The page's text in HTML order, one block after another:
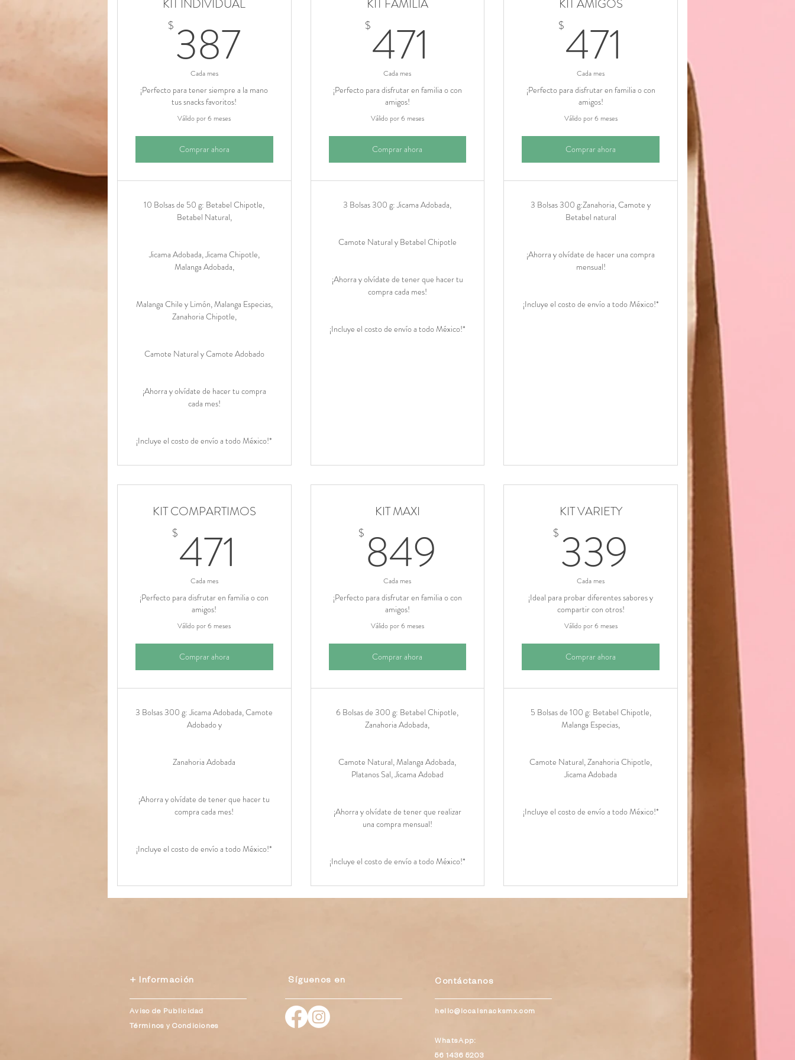
KIT INDIVIDUAL
$ 387387$
Cada mes
¡Perfecto para tener siempre a la mano
tus snacks favoritos!
Válido por 6 meses
Comprar ahora
10 Bolsas de 50 g: Betabel Chipotle,
Betabel Natural,
Jicama Adobada, Jicama Chipotle,
Malanga Adobada,
Malanga Chile y Limón, Malanga Especias,
Zanahoria Chipotle,
Camote Natural y Camote Adobado
¡Ahorra y olvídate de hacer tu compra
cada mes!
¡Incluye el costo de envío a todo México!*
KIT FAMILIA
$471
Cada mes
¡Perfecto para disfrutar en familia o con
amigos!
Válido por 6 meses
Comprar ahora
3 Bolsas 300 g: Jicama Adobada,
Camote Natural y Betabel Chipotle
¡Ahorra y olvídate de tener que hacer tu
compra cada mes!
¡Incluye el costo de envío a todo México!*
KIT AMIGOS
$471
Cada mes
¡Perfecto para disfrutar en familia o con
amigos!
Válido por 6 meses
Comprar ahora
3 Bolsas 300 g:Zanahoria, Camote y
Betabel natural
¡Ahorra y olvídate de hacer una compra
mensual!
¡Incluye el costo de envío a todo México!*
KIT COMPARTIMOS
$471
Cada mes
¡Perfecto para disfrutar en familia o con
amigos!
Válido por 6 meses
Comprar ahora
3 Bolsas 300 g: Jicama Adobada, Camote
Adobado y
Zanahoria Adobada
¡Ahorra y olvídate de tener que hacer tu
compra cada mes!
¡Incluye el costo de envío a todo México!*
KIT MAXI
$ 849
Cada mes
¡Perfecto para disfrutar en familia o con
amigos!
Válido por 6 meses
Comprar ahora
6 Bolsas de 300 g: Betabel Chipotle,
Zanahoria Adobada,
Camote Natural, Malanga Adobada,
Platanos Sal, Jicama Adobad
¡Ahorra y olvídate de tener que realizar
una compra mensual!
¡Incluye el costo de envío a todo México!*
KIT VARIETY
$ 339 339$
Cada mes
¡Ideal para probar diferentes sabores y
compartir con otros!
Válido por 6 meses
Comprar ahora
5 Bolsas de 100 g: Betabel Chipotle,
Malanga Especias,
Camote Natural, Zanahoria Chipotle,
Jicama Adobada
¡Incluye el costo de envío a todo México!*
+ Información
Aviso de Publicidad
Términos y Condiciones
Síguenos en Contáctanos
hello@localsnacksmx.com
WhatsApp:
56 1436 5203